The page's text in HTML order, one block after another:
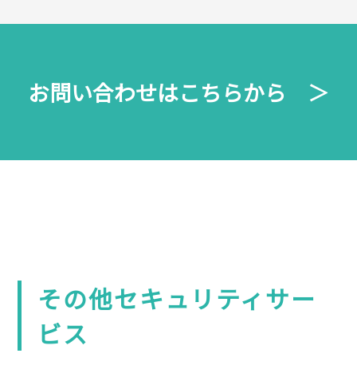
お問い合わせはこちらから ＞
その他セキュリティサー
ビス